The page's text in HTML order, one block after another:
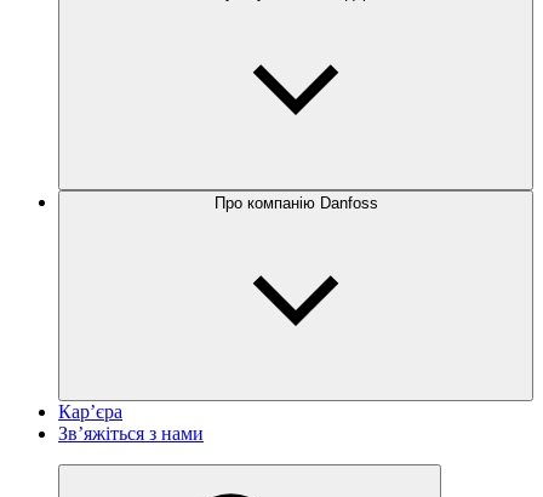
Про компанію Danfoss
Кар’єра
Зв’яжіться з нами